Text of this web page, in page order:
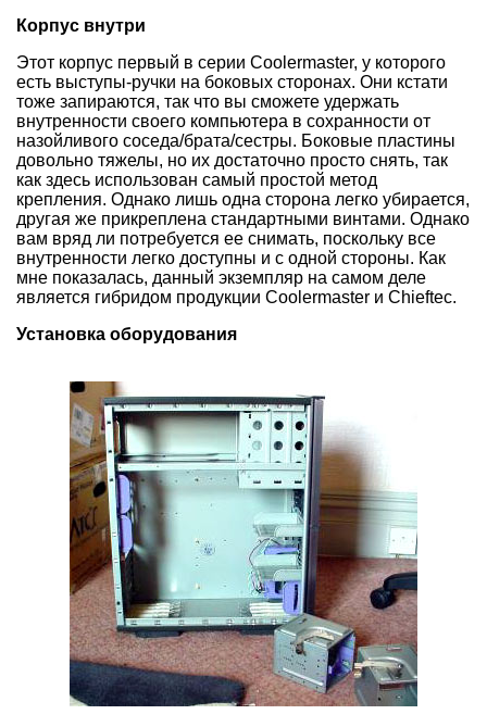
Корпус внутри
Этот корпус первый в серии Coolermaster, у которого
есть выступы-ручки на боковых сторонах. Они кстати
тоже запираются, так что вы сможете удержать
внутренности своего компьютера в сохранности от
назойливого соседа/брата/сестры. Боковые пластины
довольно тяжелы, но их достаточно просто снять, так
как здесь использован самый простой метод
крепления. Однако лишь одна сторона легко убирается,
другая же прикреплена стандартными винтами. Однако
вам вряд ли потребуется ее снимать, поскольку все
внутренности легко доступны и с одной стороны. Как
мне показалась, данный экземпляр на самом деле
является гибридом продукции Coolermaster и Chieftec.
Установка оборудования